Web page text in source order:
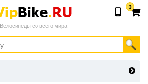
Велосипеды со всего мира
0